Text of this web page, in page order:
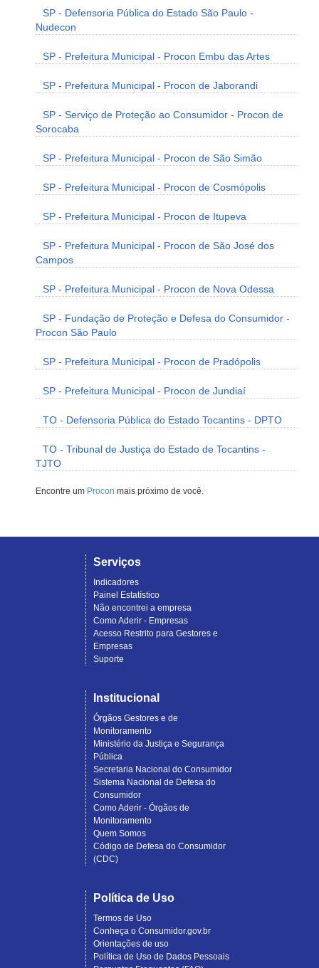
SP - Defensoria Pública do Estado São Paulo -
Nudecon
SP - Prefeitura Municipal - Procon Embu das Artes
SP - Prefeitura Municipal - Procon de Jaborandi
SP - Serviço de Proteção ao Consumidor - Procon de
Sorocaba
SP - Prefeitura Municipal - Procon de São Simão
SP - Prefeitura Municipal - Procon de Cosmópolis
SP - Prefeitura Municipal - Procon de Itupeva
SP - Prefeitura Municipal - Procon de São José dos
Campos
SP - Prefeitura Municipal - Procon de Nova Odessa
SP - Fundação de Proteção e Defesa do Consumidor -
Procon São Paulo
SP - Prefeitura Municipal - Procon de Pradópolis
SP - Prefeitura Municipal - Procon de Jundiaí
TO - Defensoria Pública do Estado Tocantins - DPTO
TO - Tribunal de Justiça do Estado de Tocantins -
TJTO
Encontre um Procon mais próximo de você.
Serviços
Indicadores
Painel Estatístico
Não encontrei a empresa
Como Aderir - Empresas
Acesso Restrito para Gestores e
Empresas
Suporte
Institucional
Órgãos Gestores e de
Monitoramento
Ministério da Justiça e Segurança
Pública
Secretaria Nacional do Consumidor
Sistema Nacional de Defesa do
Consumidor
Como Aderir - Órgãos de
Monitoramento
Quem Somos
Código de Defesa do Consumidor
(CDC)
Política de Uso
Termos de Uso
Conheça o Consumidor.gov.br
Orientações de uso
Política de Uso de Dados Pessoais